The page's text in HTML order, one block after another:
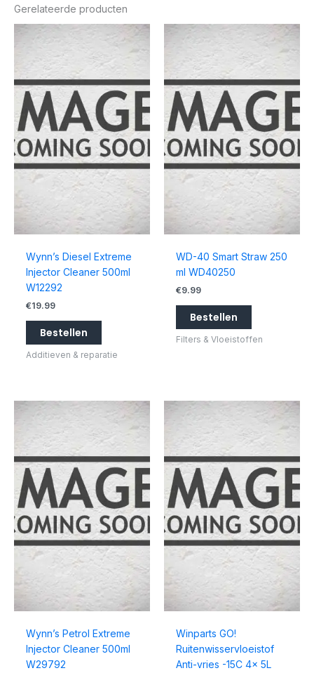
Gerelateerde producten
Wynn’s Diesel Extreme
Injector Cleaner 500ml
W12292
€19.99
Bestellen
Additieven & reparatie
WD-40 Smart Straw 250
ml WD40250
€9.99
Bestellen
Filters & Vloeistoffen
Wynn’s Petrol Extreme
Injector Cleaner 500ml
W29792
Winparts GO!
Ruitenwisservloeistof
Anti-vries -15C 4x 5L